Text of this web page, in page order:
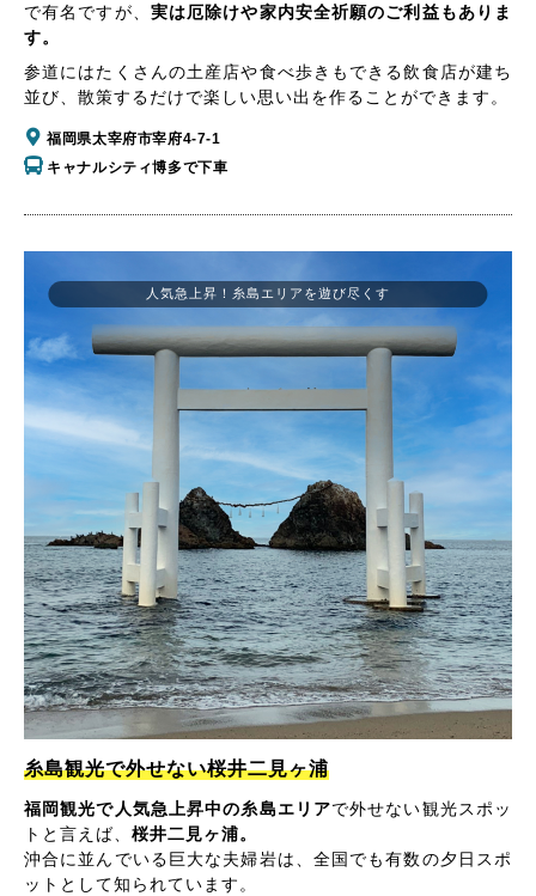
で有名ですが、 実は厄除けや家内安全祈願のご利益もありま
す。
参道にはたくさんの土産店や食べ歩きもできる飲食店が建ち
並び、散策するだけで楽しい思い出を作ることができます。
福岡県太宰府市宰府4-7-1
キャナルシティ博多で下車
人気急上昇！糸島エリアを遊び尽くす
糸島観光で外せない桜井二見ヶ浦
福岡観光で人気急上昇中の糸島エリアで外せない観光スポッ
トと言えば、 桜井二見ヶ浦。
沖合に並んでいる巨大な夫婦岩は、全国でも有数の夕日スポ
ットとして知られています。